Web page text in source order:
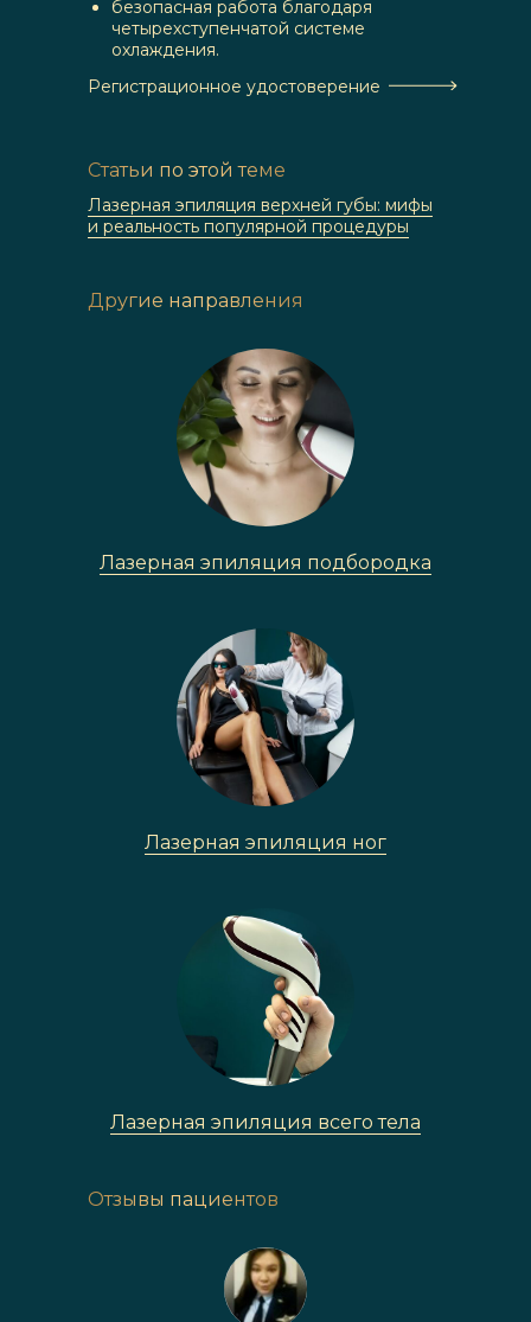
безопасная работа благодаря
четырехступенчатой системе
охлаждения.
Регистрационное удостоверение
Статьи по этой теме
Лазерная эпиляция верхней губы: мифы
и реальность популярной процедуры
Другие направления
Лазерная эпиляция подбородка
Лазерная эпиляция ног
Лазерная эпиляция всего тела
Отзывы пациентов